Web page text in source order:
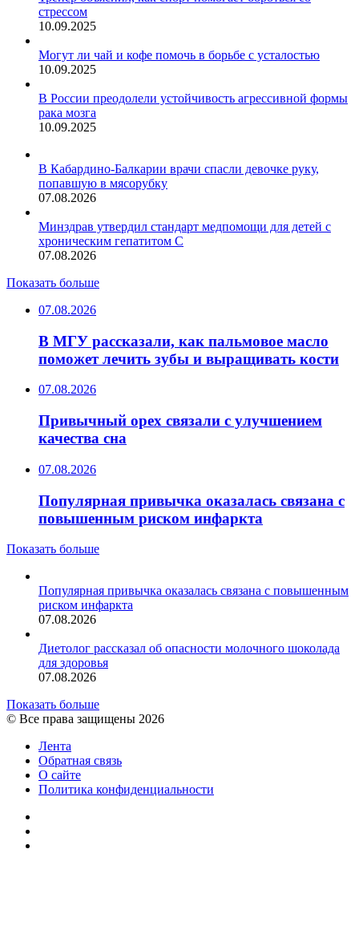
стрессом
10.09.2025
Могут ли чай и кофе помочь в борьбе с усталостью
10.09.2025
В России преодолели устойчивость агрессивной формы
рака мозга
10.09.2025
В Кабардино-Балкарии врачи спасли девочке руку,
попавшую в мясорубку
07.08.2026
Минздрав утвердил стандарт медпомощи для детей с
хроническим гепатитом С
07.08.2026
Показать больше
07.08.2026
В МГУ рассказали, как пальмовое масло
поможет лечить зубы и выращивать кости
07.08.2026
Привычный орех связали с улучшением
качества сна
07.08.2026
Популярная привычка оказалась связана с
повышенным риском инфаркта
Показать больше
Популярная привычка оказалась связана с повышенным
риском инфаркта
07.08.2026
Диетолог рассказал об опасности молочного шоколада
для здоровья
07.08.2026
Показать больше
© Все права защищены 2026
Лента
Обратная связь
О сайте
Политика конфиденциальности